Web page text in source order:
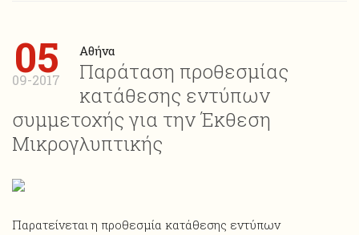
05
09-2017
Αθήνα
Παράταση προθεσμίας
κατάθεσης εντύπων
συμμετοχής για την Έκθεση
Μικρογλυπτικής
Παρατείνεται η προθεσμία κατάθεσης εντύπων